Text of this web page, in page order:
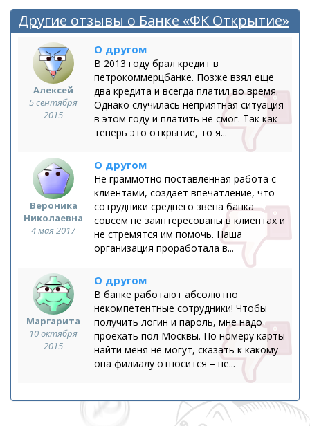
Другие отзывы о Банке «ФК Открытие»
Алексей
5 сентября
2015
О другом
В 2013 году брал кредит в
петрокоммерцбанке. Позже взял еще
два кредита и всегда платил во время.
Однако случилась неприятная ситуация
в этом году и платить не смог. Так как
теперь это открытие, то я...
Вероника
Николаевна
4 мая 2017
О другом
Не граммотно поставленная работа с
клиентами, создает впечатление, что
сотрудники среднего звена банка
совсем не заинтересованы в клиентах и
не стремятся им помочь. Наша
организация проработала в...
Маргарита
10 октября
2015
О другом
В банке работают абсолютно
некомпетентные сотрудники! Чтобы
получить логин и пароль, мне надо
проехать пол Москвы. По номеру карты
найти меня не могут, сказать к какому
она филиалу относится – не...